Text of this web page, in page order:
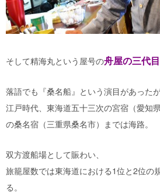
そして精海丸という屋号の舟屋の三代目
落語でも『桑名船』という演目があったが
江戸時代、東海道五十三次の宮宿（愛知
の桑名宿（三重県桑名市）までは海路。
双方渡船場として賑わい、
旅籠屋数では東海道における1位と2位の
る。